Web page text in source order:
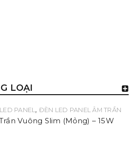
LOẠI
PANEL, ĐÈN LED PANEL ÂM TRẦN
Vuông Slim (Mỏng) – 15W